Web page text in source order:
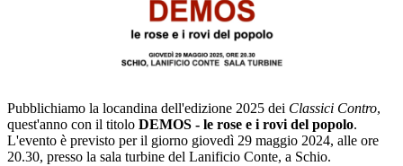
Pubblichiamo la locandina dell'edizione 2025 dei Classici Contro,
quest'anno con il titolo DEMOS - le rose e i rovi del popolo.
L'evento è previsto per il giorno giovedì 29 maggio 2024, alle ore
20.30, presso la sala turbine del Lanificio Conte, a Schio.